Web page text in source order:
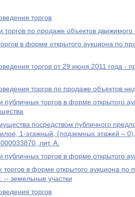
торгов
по продаже объектов
в форме открытого аукциона по
торгов от 29 июня 2011 года -
торгов по продаже объектов
торгов в форме открытого
посредством публичного
1-этажный, (подземных этажей –
лит. А.
торгов в форме открытого
в форме открытого аукциона по
земельные участки
торгов